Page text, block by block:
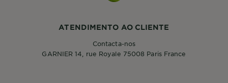
ATENDIMENTO AO CLIENTE
Contacta-nos
GARNIER 14, rue Royale 75008 Paris France